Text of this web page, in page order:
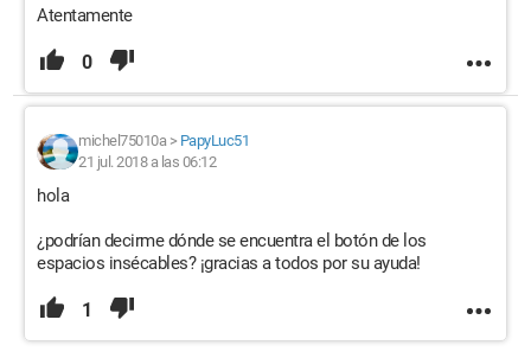
Atentamente
0
michel75010a> PapyLuc51
21 jul. 2018 a las 06:12
hola
¿podrían decirme dónde se encuentra el botón de los
espacios insécables? ¡gracias a todos por su ayuda!
1